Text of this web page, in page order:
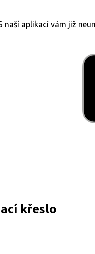
naší aplikací vám již
křeslo